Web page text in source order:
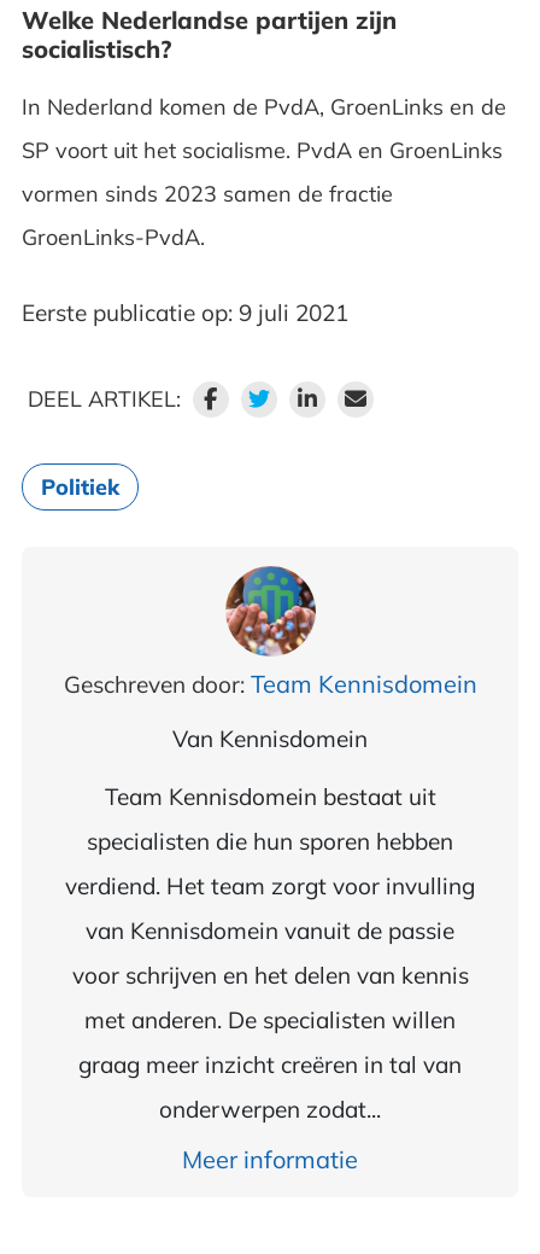
Welke Nederlandse partijen zijn
socialistisch?
In Nederland komen de PvdA, GroenLinks en de
SP voort uit het socialisme. PvdA en GroenLinks
vormen sinds 2023 samen de fractie
GroenLinks-PvdA.
Eerste publicatie op: 9 juli 2021
DEEL ARTIKEL:
Politiek
Geschreven door: Team Kennisdomein
Van Kennisdomein
Team Kennisdomein bestaat uit
specialisten die hun sporen hebben
verdiend. Het team zorgt voor invulling
van Kennisdomein vanuit de passie
voor schrijven en het delen van kennis
met anderen. De specialisten willen
graag meer inzicht creëren in tal van
onderwerpen zodat...
Meer informatie